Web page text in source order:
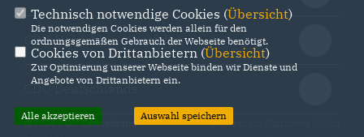
CDU Nordrhein-Westfalen
CDU Deutschlands
@2026 CDU Ortsverband
Realisation: Sharkness Media
Technisch notwendige Cookies (Übersicht)
Die notwendigen Cookies werden allein für den
ordnungsgemäßen Gebrauch der Webseite benötigt.
Cookies von Drittanbietern (Übersicht)
Zur Optimierung unserer Webseite binden wir Dienste und
Angebote von Drittanbietern ein.
Alle akzeptieren Auswahl speichern